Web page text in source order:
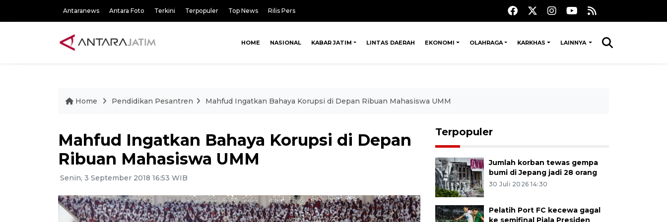
Antaranews Antara Foto Terkini Terpopuler Top News Rilis Pers
HOME NASIONAL KABAR JATIM LINTAS DAERAH EKONOMI OLAHRAGA KARKHAS LAINNYA
Home Pendidikan Pesantren Mahfud Ingatkan Bahaya Korupsi di Depan Ribuan Mahasiswa UMM
Mahfud Ingatkan Bahaya Korupsi di Depan
Ribuan Mahasiswa UMM
Senin, 3 September 2018 16:53 WIB
Terpopuler
Jumlah korban tewas gempa
bumi di Jepang jadi 28 orang
30 Juli 2026 14:30
Pelatih Port FC kecewa gagal
ke semifinal Piala Presiden